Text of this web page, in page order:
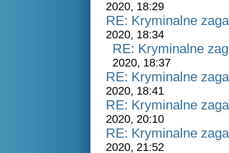
2020, 18:29
RE: Kryminalne
2020, 18:34
RE: Kryminalne
2020, 18:37
RE: Kryminalne
2020, 18:41
RE: Kryminalne
2020, 20:10
RE: Kryminalne
2020, 21:52